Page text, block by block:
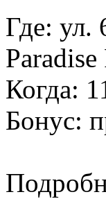
Где: ул.
Когда:
Бонус: